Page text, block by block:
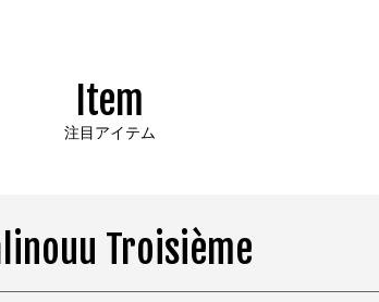
Item
注目アイテム
Troisième